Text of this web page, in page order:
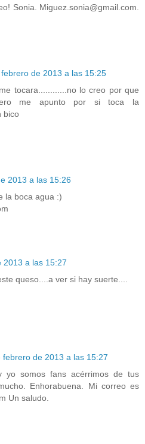
Sonia. Miguez.sonia@gmail.com.
de 2013 a las 15:25
tocara............no lo creo por que
me apunto por si toca la
bico
2013 a las 15:26
la boca agua :)
2013 a las 15:27
queso....a ver si hay suerte....
febrero de 2013 a las 15:27
yo somos fans acérrimos de tus
Enhorabuena. Mi correo es
Un saludo.